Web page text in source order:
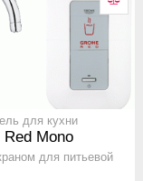
для кухни
Red Mono
для питьевой